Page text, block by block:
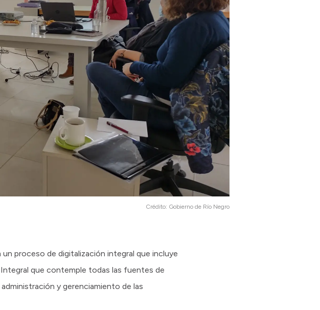
Crédito: Gobierno de Río Negro
proceso de digitalización integral que incluye
que contemple todas las fuentes de
y gerenciamiento de las